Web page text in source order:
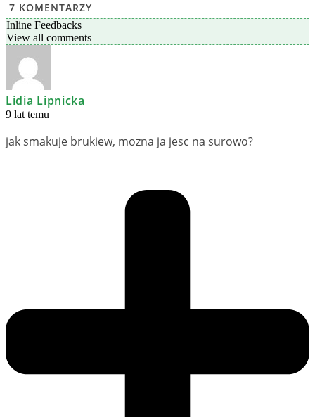
7 KOMENTARZY
Inline Feedbacks
View all comments
Lidia Lipnicka
9 lat temu
jak smakuje brukiew, mozna ja jesc na surowo?